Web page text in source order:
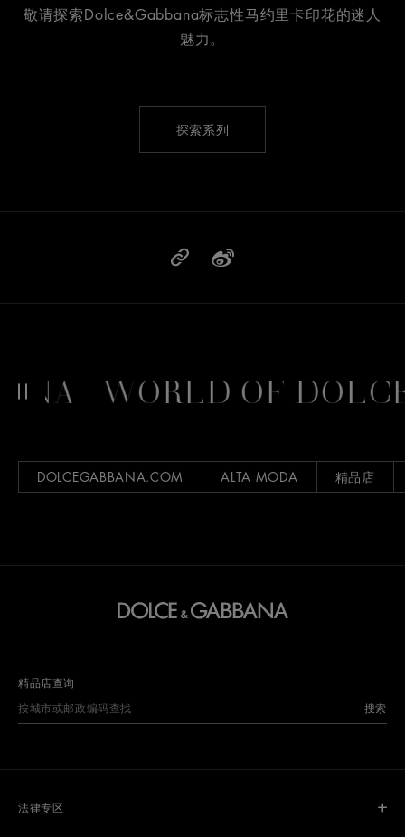
敬请探索Dolce&Gabbana标志性马约里卡印花的迷人
魅力。
探索系列
WORLD OF
DOLCEGABBANA.COM ALTA MODA 精品店
精品店查询
搜索
法律专区